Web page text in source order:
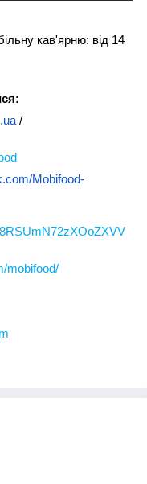
кав'ярню: від 14
/
Mobifood-
mobifood/